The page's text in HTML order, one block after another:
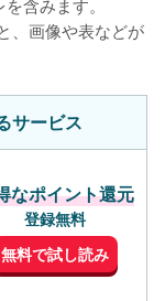
、画像や表などが
サービス
なポイント還元
登録無料
無料で試し読み